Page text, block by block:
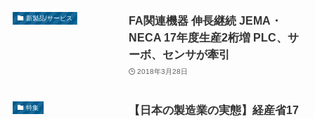
新製品/サービス
FA関連機器 伸長継続 JEMA・
NECA 17年度生産2桁増 PLC、サ
ーボ、センサが牽引
2018年3月28日
特集
【日本の製造業の実態】経産省17